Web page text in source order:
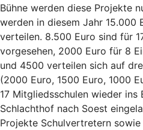
Bühne werden diese Projekte
werden in diesem Jahr 15.000
verteilen. 8.500 Euro sind für
vorgesehen, 2000 Euro für 8
und 4500 verteilen sich auf
(2000 Euro, 1500 Euro, 1000
17 Mitgliedsschulen wieder ins
Schlachthof nach Soest
Projekte Schulvertretern